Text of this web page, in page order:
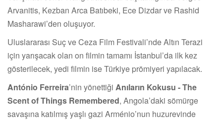
Arvanitis, Kezban Arca Batıbeki, Ece Dizdar ve Rashid
Masharawi’den oluşuyor.
Uluslararası Suç ve Ceza Film Festivali’nde Altın Terazi
için yarışacak olan on filmin tamamı İstanbul’da ilk kez
gösterilecek, yedi filmin ise Türkiye prömiyeri yapılacak.
António Ferreira’nin yönettiği Anıların Kokusu - The
Scent of Things Remembered, Angola’daki sömürge
savaşına katılmış yaşlı gazi Arménio’nun huzurevinde